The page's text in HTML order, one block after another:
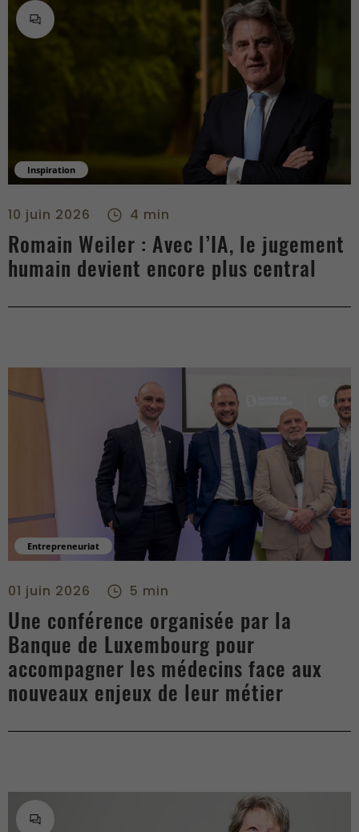
Inspiration
10 juin 2026 4 min
Romain Weiler : Avec l’IA, le jugement
humain devient encore plus central
Entrepreneuriat
01 juin 2026 5 min
Une conférence organisée par la
Banque de Luxembourg pour
accompagner les médecins face aux
nouveaux enjeux de leur métier